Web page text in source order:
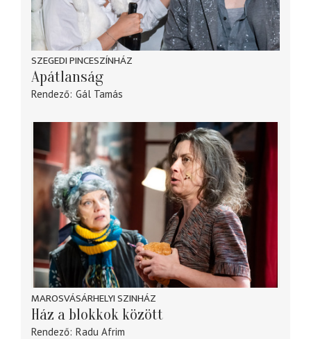
SZEGEDI PINCESZÍNHÁZ
Apátlanság
Rendező Gál Tamás
MAROSVÁSÁRHELYI SZINHÁZ
Ház a blokkok között
Rendező Radu Afrim